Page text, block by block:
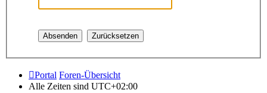
Portal Foren-Übersicht
Alle Zeiten sind UTC+02:00